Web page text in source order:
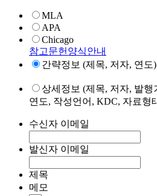
MLA
APA
Chicago
참고문헌양식안내
간략정보 (제목, 저자, 연도)
상세정보 (제목, 저자, 발행
연도, 작성언어, KDC, 자료형
수신자 이메일
발신자 이메일
제목
메모